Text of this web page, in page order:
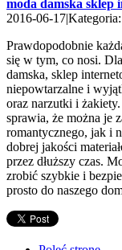
moda damska sklep
2016-06-17|Kategoria:
Prawdopodobnie
się w tym, co nosi.
damska, sklep
niepowtarzalne i
oraz narzutki i
sprawia, że można je
romantycznego, jak i
dobrej jakości
przez dłuższy czas.
zrobić szybkie i
prosto do naszego